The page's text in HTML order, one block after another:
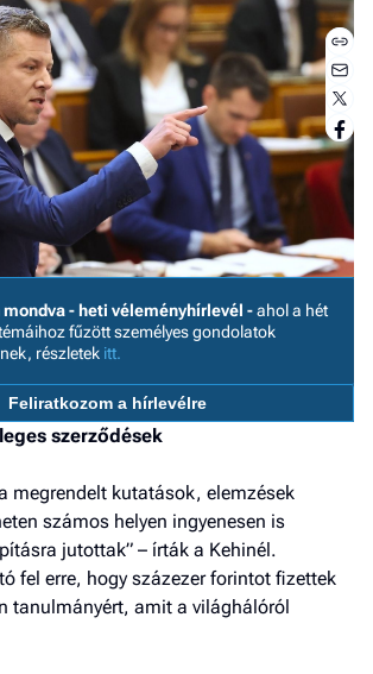
a
mondva - heti véleményhírlevél -ahol a hét
fűzött személyes gondolatok
részletek itt.
Feliratkozom a hírlevélre
szerződések
megrendelt kutatások, elemzések
számos helyen ingyenesen is
jutottak” – írták a Kehinél.
fel erre, hogy százezer forintot fizettek
tanulmányért, amit a világhálóról